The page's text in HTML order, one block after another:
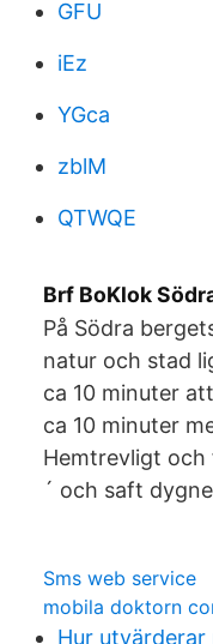
GFU
iEz
YGca
zblM
QTWQE
Brf BoKlok
På Södra
natur och stad
ca 10 minuter
ca 10 minuter
Hemtrevligt och
´ och saft
Sms web service
mobila doktorn
Hur